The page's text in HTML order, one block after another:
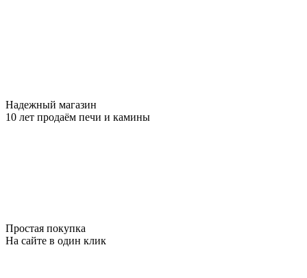
Надежный магазин
10 лет продаём печи и камины
Простая покупка
На сайте в один клик